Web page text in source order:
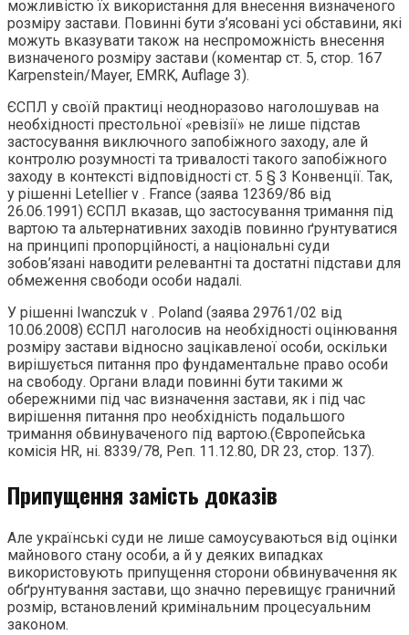
можливістю їх використання для внесення визначеного
розміру застави. Повинні бути з’ясовані усі обставини, які
можуть вказувати також на неспроможність внесення
визначеного розміру застави (коментар ст. 5, стор. 167
Karpenstein/Mayer, EMRK, Auflage 3).
ЄСПЛ у своїй практиці неодноразово наголошував на
необхідності престольної «ревізії» не лише підстав
застосування виключного запобіжного заходу, але й
контролю розумності та тривалості такого запобіжного
заходу в контексті відповідності ст. 5 § 3 Конвенції. Так,
у рішенні Letellier v . France (заява 12369/86 від
26.06.1991) ЄСПЛ вказав, що застосування тримання під
вартою та альтернативних заходів повинно ґрунтуватися
на принципі пропорційності, а національні суди
зобов’язані наводити релевантні та достатні підстави для
обмеження свободи особи надалі.
У рішенні Iwanczuk v . Poland (заява 29761/02 від
10.06.2008) ЄСПЛ наголосив на необхідності оцінювання
розміру застави відносно зацікавленої особи, оскільки
вирішується питання про фундаментальне право особи
на свободу. Органи влади повинні бути такими ж
обережними під час визначення застави, як і під час
вирішення питання про необхідність подальшого
тримання обвинуваченого під вартою.(Європейська
комісія HR, ні. 8339/78, Реп. 11.12.80, DR 23, стор. 137).
Припущення замість доказів
Але українські суди не лише самоусуваються від оцінки
майнового стану особи, а й у деяких випадках
використовують припущення сторони обвинувачення як
обґрунтування застави, що значно перевищує граничний
розмір, встановлений кримінальним процесуальним
законом.